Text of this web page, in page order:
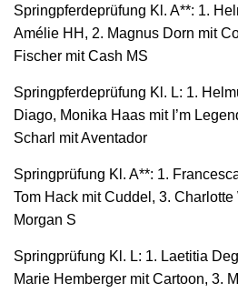
Springpferdeprüfung Kl. A**: 1.
Amélie HH, 2. Magnus Dorn mit
Fischer mit Cash MS
Springpferdeprüfung Kl. L: 1.
Diago, Monika Haas mit I’m
Scharl mit Aventador
Springprüfung Kl. A**: 1.
Tom Hack mit Cuddel, 3.
Morgan S
Springprüfung Kl. L: 1. Laetitia
Marie Hemberger mit Cartoon, 3.